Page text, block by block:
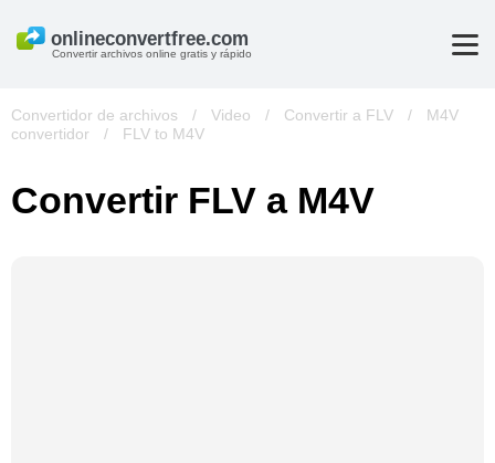
Convertir archivos online gratis y rápido
Convertidor de archivos / Video / Convertir a FLV /
M4V
convertidor
/ FLV to M4V
Convertir FLV a M4V